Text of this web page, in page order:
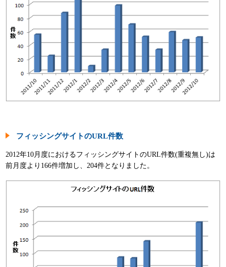
フィッシングサイトのURL件数
2012年10月度におけるフィッシングサイトのURL件数(重複無し)は
前月度より166件増加し、204件となりました。